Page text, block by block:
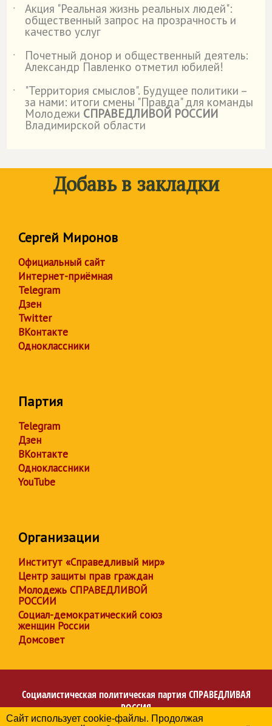
˙
Акция "Реальная жизнь реальных людей":
общественный запрос на прозрачность и
качество услуг
˙
Почетный донор и общественный деятель:
Александр Павленко отметил юбилей!
˙
"Территория смыслов". Будущее политики –
за нами: итоги смены "Правда" для команды
Молодежи СПРАВЕДЛИВОЙ РОССИИ
Владимирской области
Добавь в закладки
Сергей Миронов
Официальный сайт
Интернет-приёмная
Telegram
Дзен
Twitter
ВКонтакте
Одноклассники
Партия
Telegram
Дзен
ВКонтакте
Одноклассники
YouTube
Организации
Институт «Справедливый мир»
Центр защиты прав граждан
Молодежь СПРАВЕДЛИВОЙ
РОССИИ
Социал-демократический союз
женщин России
Домсовет
Социалистическая политическая партия СПРАВЕДЛИВАЯ
РОССИЯ
Региональное отделение партии во Владимирской
Сайт использует cookie-файлы. Продолжая